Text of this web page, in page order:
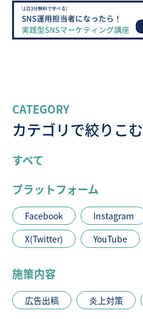
CATEGORY
カテゴリで絞りこむ
すべて
プラットフォーム
Facebook Instagram
X(Twitter)
YouTube
施策内容
広告出稿 炎上対策